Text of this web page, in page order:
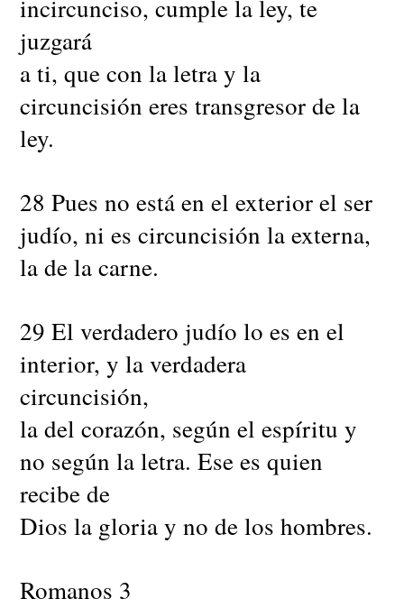
incircunciso, cumple la ley, te
juzgará
a ti, que con la letra y la
circuncisión eres transgresor de la
ley.
28 Pues no está en el exterior el ser
judío, ni es circuncisión la externa,
la de la carne.
29 El verdadero judío lo es en el
interior, y la verdadera
circuncisión,
la del corazón, según el espíritu y
no según la letra. Ese es quien
recibe de
Dios la gloria y no de los hombres.
Romanos 3